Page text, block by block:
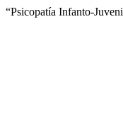
“Psicopatía Infanto-